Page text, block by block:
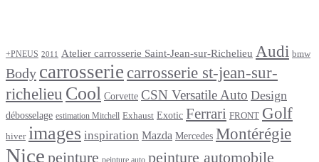
+PNEUS 2011 Atelier carrosserie Saint-Jean-sur-Richelieu Audi bmw
Body carrosserie carrosserie st-jean-sur-
richelieu Cool Corvette CSN Versatile Auto Design
débosselage estimation Mitchell Exhaust Exotic Ferrari FRONT Golf
hiver images inspiration Mazda Mercedes Montérégie
Nice peinture peinture auto peinture automobile